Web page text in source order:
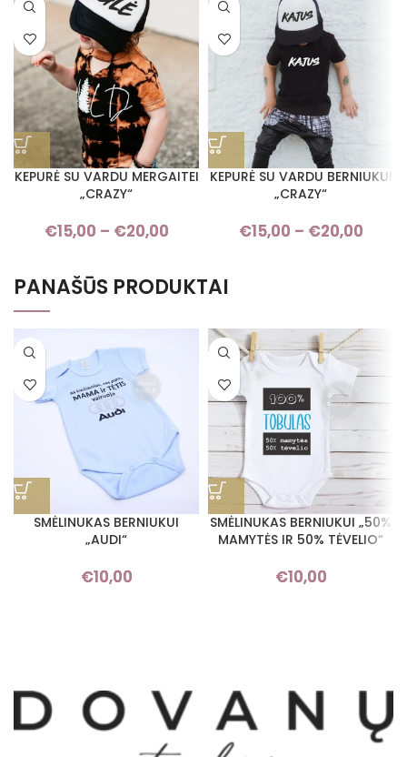
KEPURĖ SU VARDU MERGAITEI
„CRAZY“
€15,00 – €20,00
Price range: €15,00 through
KEPURĖ SU VARDU BERNIUKUI
„CRAZY“
€15,00 – €20,00
PANAŠŪS PRODUKTAI
SMĖLINUKAS BERNIUKUI
„AUDI“
€10,00
SMĖLINUKAS BERNIUKUI „50%
MAMYTĖS IR 50% TĖVELIO“
€10,00